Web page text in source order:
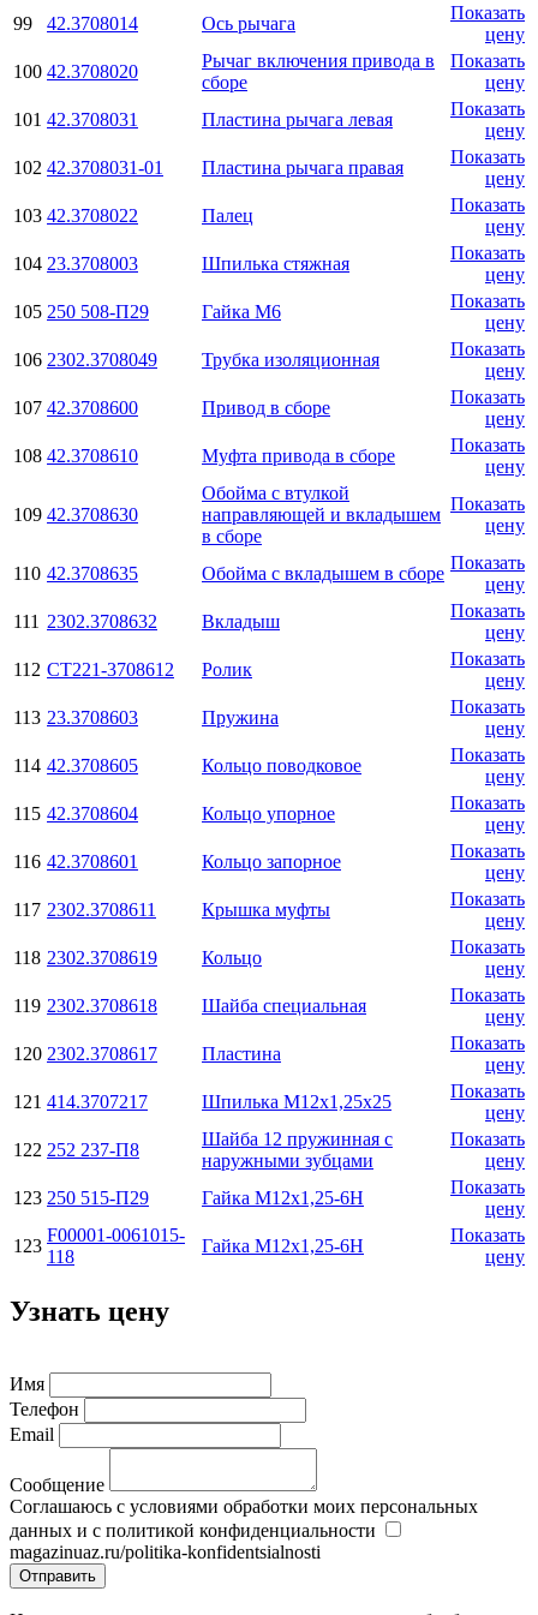
99
42.3708014 Ось рычага
Показать
цену
100 42.3708020
Рычаг включения привода в
сборе
Показать
цену
101 42.3708031 Пластина рычага левая
Показать
цену
102 42.3708031-01 Пластина рычага правая
Показать
цену
103 42.3708022 Палец
Показать
цену
104 23.3708003 Шпилька стяжная
Показать
цену
105 250 508-П29 Гайка М6
Показать
цену
106 2302.3708049 Трубка изоляционная
Показать
цену
107 42.3708600 Привод в сборе
Показать
цену
108 42.3708610 Муфта привода в сборе
Показать
цену
109 42.3708630
Обойма с втулкой
направляющей и вкладышем
в сборе
Показать
цену
110 42.3708635 Обойма с вкладышем в сборе
Показать
цену
111 2302.3708632 Вкладыш
Показать
цену
112 СТ221-3708612 Ролик
Показать
цену
113 23.3708603 Пружина
Показать
цену
114 42.3708605 Кольцо поводковое
Показать
цену
115 42.3708604 Кольцо упорное
Показать
цену
116 42.3708601 Кольцо запорное
Показать
цену
117 2302.3708611 Крышка муфты
Показать
цену
118 2302.3708619 Кольцо
Показать
цену
119 2302.3708618 Шайба специальная
Показать
цену
120 2302.3708617 Пластина
Показать
цену
121 414.3707217 Шпилька М12х1,25х25
Показать
цену
122 252 237-П8
Шайба 12 пружинная с
наружными зубцами
Показать
цену
123 250 515-П29 Гайка М12х1,25-6Н
Показать
цену
123
F00001-0061015-
118
Гайка М12х1,25-6Н
Показать
цену
Узнать цену
Имя
Телефон
Email
Сообщение
Соглашаюсь с условиями обработки моих персональных
данных и с политикой конфиденциальности
magazinuaz.ru/politika-konfidentsialnosti
Отправить